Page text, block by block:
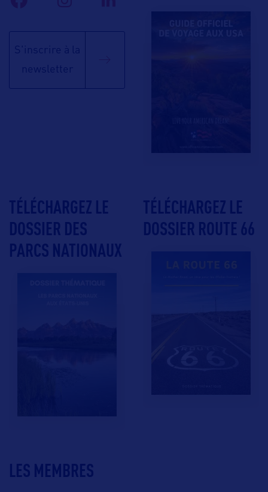
LES MEMBRES
S'inscrire à la
newsletter
TÉLÉCHARGEZ LE
DOSSIER DES
PARCS NATIONAUX
TÉLÉCHARGEZ LE
DOSSIER ROUTE 66